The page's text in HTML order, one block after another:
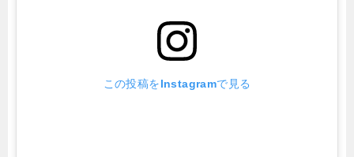
この投稿をInstagramで見る